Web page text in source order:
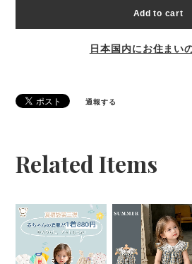
Add to cart
日本国内にお住まい
通報する
Related Items